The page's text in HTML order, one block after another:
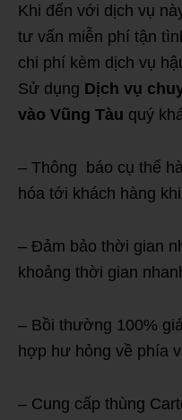
Khi đến với dịch vụ
tư vấn miễn phí tận
chi phí kèm dịch vụ
Sử dụng Dịch vụ
vào Vũng Tàu quý
– Thông báo cụ thể
hóa tới khách hàng
– Đảm bảo thời gian
khoảng thời gian
– Bồi thường 100%
hợp hư hỏng về phía
– Cung cấp thùng